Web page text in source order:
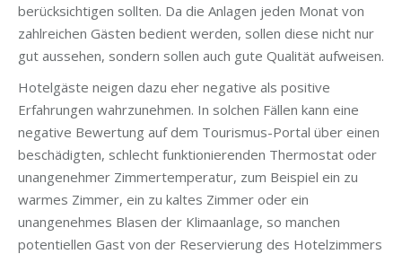
berücksichtigen sollten. Da die Anlagen jeden Monat von
zahlreichen Gästen bedient werden, sollen diese nicht nur
gut aussehen, sondern sollen auch gute Qualität aufweisen.
Hotelgäste neigen dazu eher negative als positive
Erfahrungen wahrzunehmen. In solchen Fällen kann eine
negative Bewertung auf dem Tourismus-Portal über einen
beschädigten, schlecht funktionierenden Thermostat oder
unangenehmer Zimmertemperatur, zum Beispiel ein zu
warmes Zimmer, ein zu kaltes Zimmer oder ein
unangenehmes Blasen der Klimaanlage, so manchen
potentiellen Gast von der Reservierung des Hotelzimmers